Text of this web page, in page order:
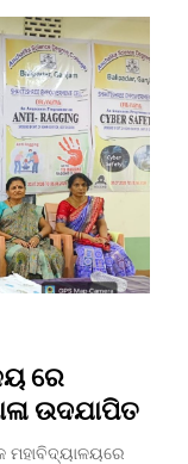
ରେ
ଉଦଯାପିତ
ମହାବିଦ୍ୟାଳୟରେ